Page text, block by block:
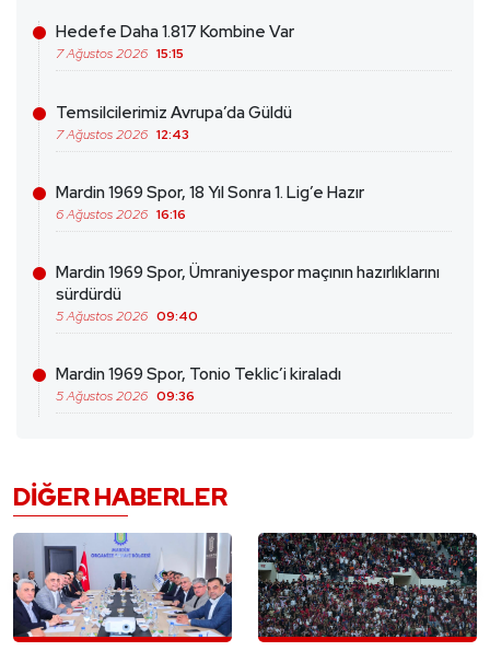
Hedefe Daha 1.817 Kombine Var
7 Ağustos 2026 15:15
Temsilcilerimiz Avrupa’da Güldü
7 Ağustos 2026 12:43
Mardin 1969 Spor, 18 Yıl Sonra 1. Lig’e Hazır
6 Ağustos 2026 16:16
Mardin 1969 Spor, Ümraniyespor maçının hazırlıklarını
sürdürdü
5 Ağustos 2026 09:40
Mardin 1969 Spor, Tonio Teklic’i kiraladı
5 Ağustos 2026 09:36
DIĞER HABERLER